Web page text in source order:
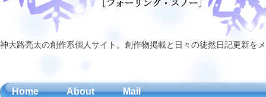
神大路亮太の創作系個人サイト。創作物掲載と日々の徒然日記更新
Home About Mail